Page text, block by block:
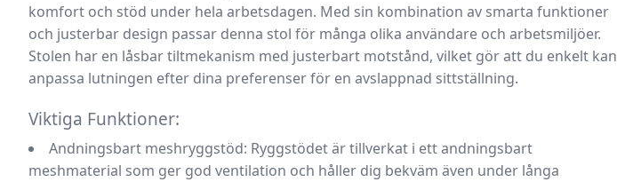
komfort och stöd under hela arbetsdagen. Med sin kombination av smarta funktioner
och justerbar design passar denna stol för många olika användare och arbetsmiljöer.
Stolen har en låsbar tiltmekanism med justerbart motstånd, vilket gör att du enkelt kan
anpassa lutningen efter dina preferenser för en avslappnad sittställning.
Viktiga Funktioner:
Andningsbart meshryggstöd: Ryggstödet är tillverkat i ett andningsbart
meshmaterial som ger god ventilation och håller dig bekväm även under långa